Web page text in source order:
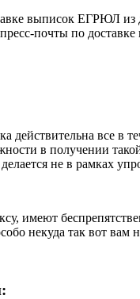
выписок ЕГРЮЛ из
почты по
действительна все в
в получении
не в рамках
имеют
некуда так вот вам